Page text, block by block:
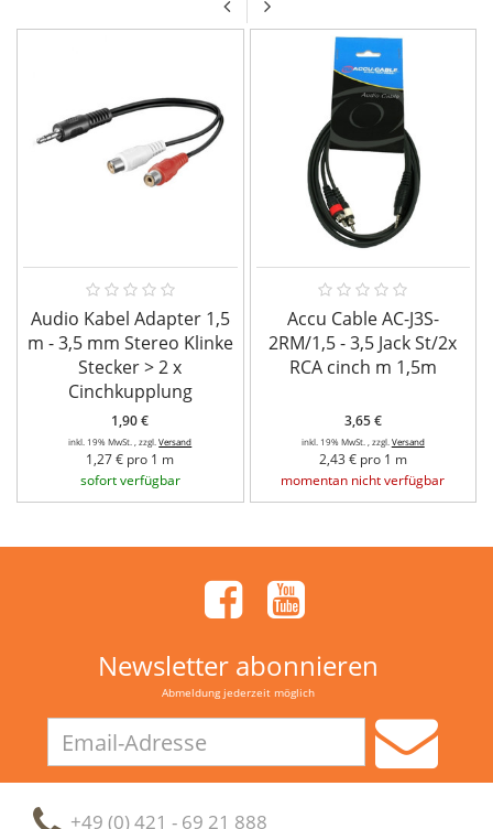
Audio Kabel Adapter 1,5
m - 3,5 mm Stereo Klinke
Stecker > 2 x
Cinchkupplung
1,90 €
inkl. 19% MwSt. , zzgl.Versand
1,27 € pro 1 m
sofort verfügbar
Accu Cable AC-J3S-
2RM/1,5 - 3,5 Jack St/2x
RCA cinch m 1,5m
3,65 €
inkl. 19% MwSt. , zzgl. Versand
2,43 € pro 1 m
momentan nicht verfügbar
Newsletter abonnieren
Abmeldung jederzeit möglich
Adresse
+49 (0) 421 - 69 21 888